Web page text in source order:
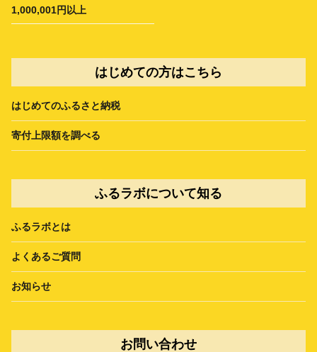
1,000,001円以上
はじめての方はこちら
はじめてのふるさと納税
寄付上限額を調べる
ふるラボについて知る
ふるラボとは
よくあるご質問
お知らせ
お問い合わせ